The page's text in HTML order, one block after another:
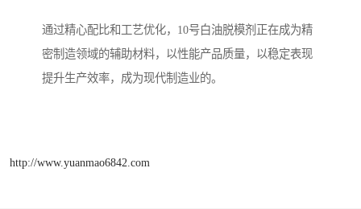
通过精心配比和工艺优化，10号白油脱模剂正在成为精
密制造领域的辅助材料，以性能产品质量，以稳定表现
提升生产效率，成为现代制造业的。
http://www.yuanmao6842.com